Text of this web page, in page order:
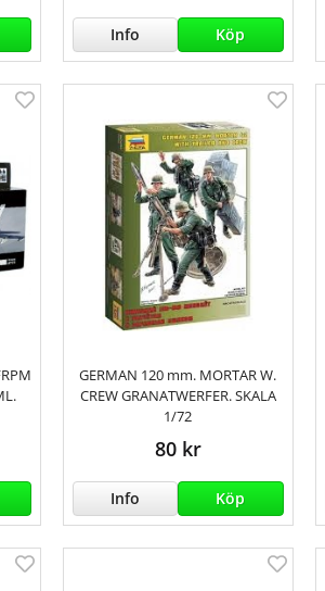
Info Köp
GERMAN 120 mm. MORTAR W.
CREW GRANATWERFER. SKALA
1/72
80 kr
Info Köp